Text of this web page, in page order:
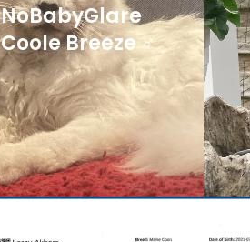
NoBabyGlare
Coole Breeze ♂